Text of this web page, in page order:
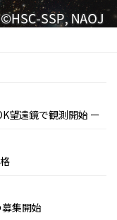
望遠鏡で観測開始 ー
集開始